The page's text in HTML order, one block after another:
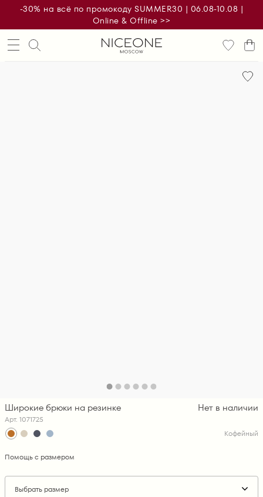
-30% на всё по промокоду SUMMER30 | 06.08-10.08 |
Online & Offline >>
Широкие брюки на резинке
Арт. 1071725
Нет в наличии
Кофейный
Помощь с размером
Выбрать размер